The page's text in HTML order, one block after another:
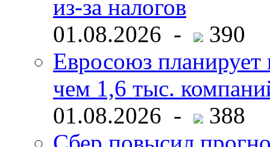
из-за налогов
01.08.2026 -
390
Евросоюз планирует
чем 1,6 тыс.
01.08.2026 -
388